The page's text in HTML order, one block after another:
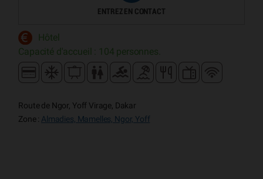
ENTREZ EN CONTACT
Hôtel
Capacité d'accueil : 104 personnes.
Route de Ngor, Yoff Virage, Dakar
Zone : Almadies, Mamelles, Ngor, Yoff